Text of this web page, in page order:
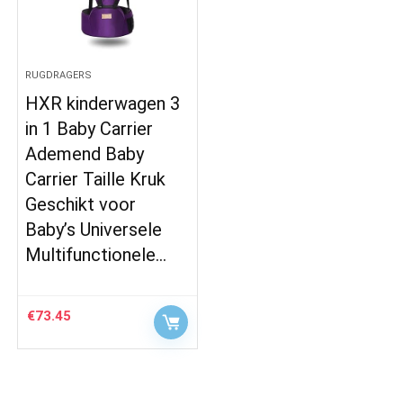
RUGDRAGERS
HXR kinderwagen 3
in 1 Baby Carrier
Ademend Baby
Carrier Taille Kruk
Geschikt voor
Baby’s Universele
Multifunctionele…
€73.45